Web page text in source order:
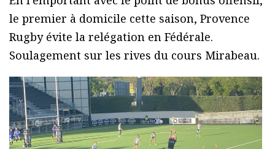
le premier à domicile cette saison, Provence
Rugby évite la relégation en Fédérale.
Soulagement sur les rives du cours Mirabeau.